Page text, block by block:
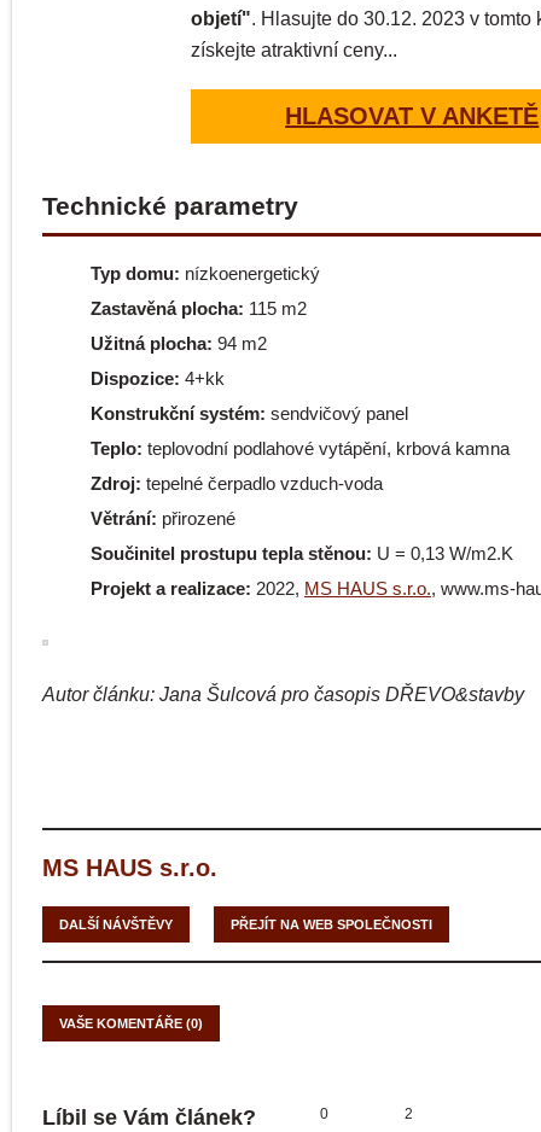
objetí". Hlasujte do 30.12. 2023 v tomto
získejte atraktivní ceny...
HLASOVAT V ANKETĚ
Technické parametry
Typ domu: nízkoenergetický
Zastavěná plocha: 115 m2
Užitná plocha: 94 m2
Dispozice: 4+kk
Konstrukční systém: sendvičový panel
Teplo: teplovodní podlahové vytápění, krbová kamna
Zdroj: tepelné čerpadlo vzduch-voda
Větrání: přirozené
Součinitel prostupu tepla stěnou: U = 0,13 W/m2.K
Projekt a realizace: 2022, MS HAUS s.r.o., www.ms-
Autor článku: Jana Šulcová pro časopis DŘEVO&stavby
MS HAUS s.r.o.
DALŠÍ NÁVŠTĚVY PŘEJÍT NA WEB SPOLEČNOSTI
VAŠE KOMENTÁŘE (0)
Líbil se Vám článek? 2
0